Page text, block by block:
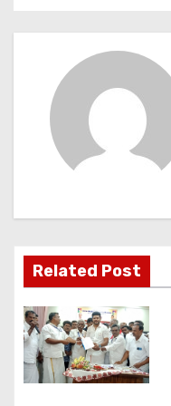
a
t
i
o
Related Post